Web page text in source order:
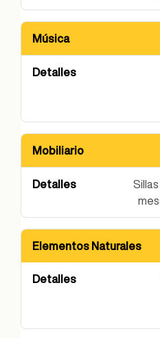
Música
Mobiliario
Elementos Naturales